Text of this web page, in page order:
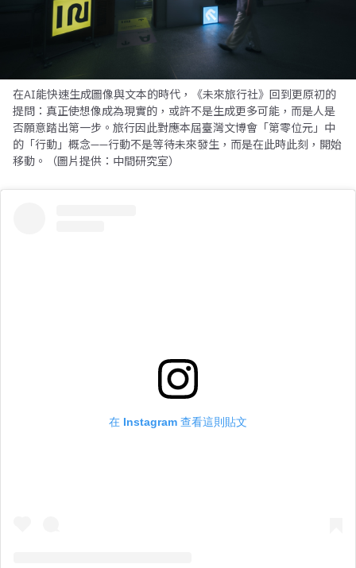
在AI能快速生成圖像與文本的時代，《未來旅行社》回到更原初的
提問：真正使想像成為現實的，或許不是生成更多可能，而是人是
否願意踏出第一步。旅行因此對應本屆臺灣文博會「第零位元」中
的「行動」概念——行動不是等待未來發生，而是在此時此刻，開始
移動。（圖片提供：中間研究室）